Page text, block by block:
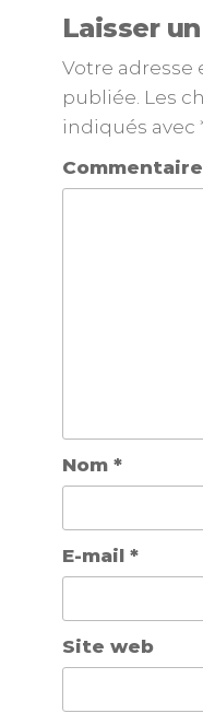
Laisser
Votre adresse
publiée. Les
indiqués avec
Commentaire
Nom *
E-mail *
Site web